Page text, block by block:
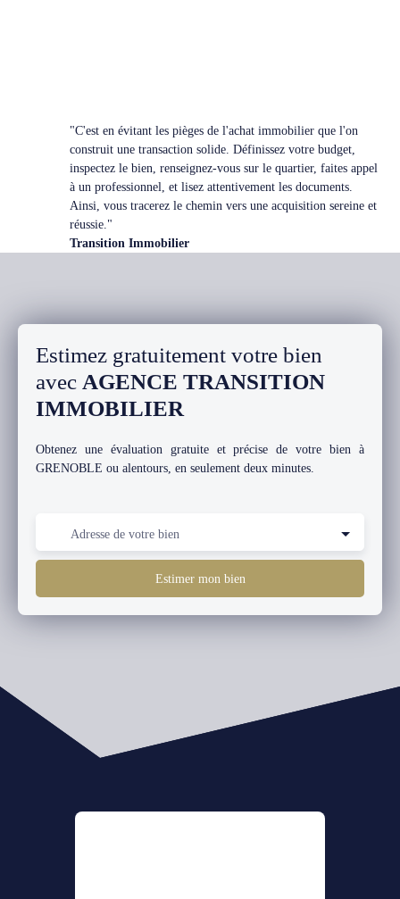
"C'est en évitant les pièges de l'achat immobilier que l'on
construit une transaction solide. Définissez votre budget,
inspectez le bien, renseignez-vous sur le quartier, faites appel
à un professionnel, et lisez attentivement les documents.
Ainsi, vous tracerez le chemin vers une acquisition sereine et
réussie."
Transition Immobilier
Estimez gratuitement votre bien
avec AGENCE TRANSITION
IMMOBILIER
Obtenez une évaluation gratuite et précise de votre bien à
GRENOBLE ou alentours, en seulement deux minutes.
Adresse de votre bien
Estimer mon bien